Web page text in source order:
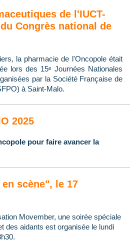
de l'IUCT-
Congrès national de
la pharmacie de l'Oncopole était
lors des 15ᵉ Journées Nationales
par la Société Française de
à Saint-Malo.
2025
pour faire avancer la
scène", le 17
Movember, une soirée spéciale
des aidants est organisée le lundi